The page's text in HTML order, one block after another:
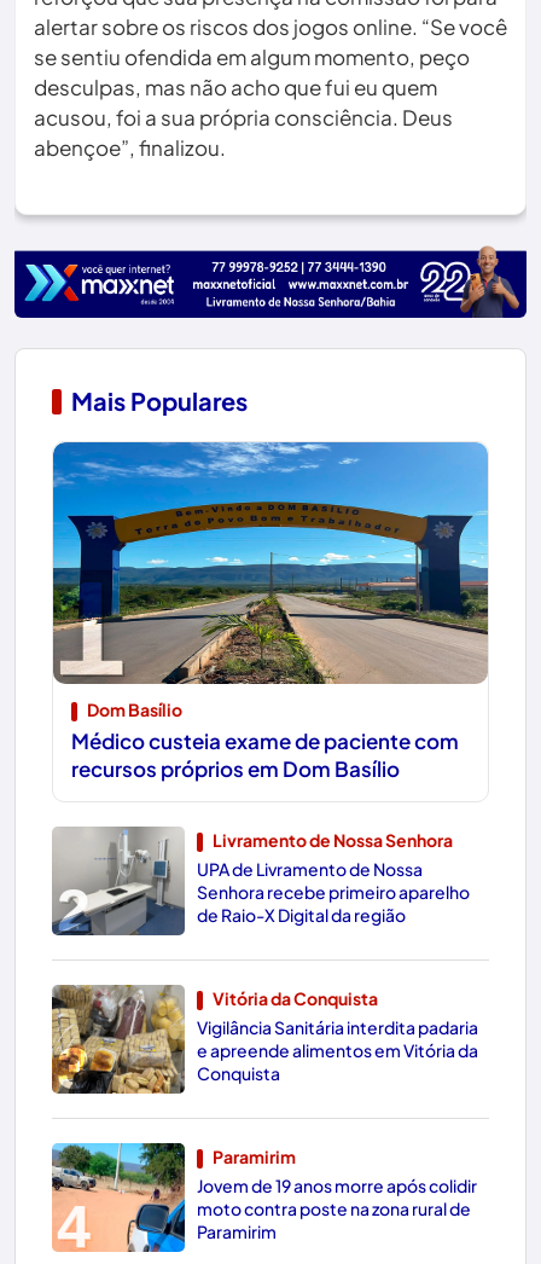
alertar sobre os riscos dos jogos online. “Se você
se sentiu ofendida em algum momento, peço
desculpas, mas não acho que fui eu quem
acusou, foi a sua própria consciência. Deus
abençoe”, finalizou.
Mais Populares
1
Dom Basílio
Médico custeia exame de paciente com
recursos próprios em Dom Basílio
2
Livramento de Nossa Senhora
UPA de Livramento de Nossa
Senhora recebe primeiro aparelho
de Raio-X Digital da região
3
Vitória da Conquista
Vigilância Sanitária interdita padaria
e apreende alimentos em Vitória da
Conquista
4
Paramirim
Jovem de 19 anos morre após colidir
moto contra poste na zona rural de
Paramirim